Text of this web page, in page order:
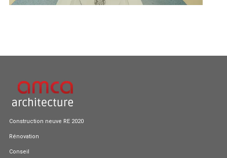
Construction neuve RE 2020
Rénovation
Conseil